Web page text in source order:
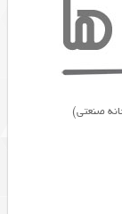
صنعتی)